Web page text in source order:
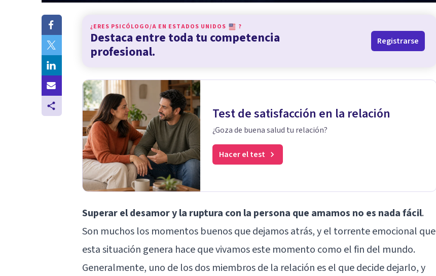
¿ERES PSICÓLOGO/A EN ESTADOS UNIDOS ?
Destaca entre toda tu competencia
profesional.
Registrarse
Test de satisfacción en la relación
¿Goza de buena salud tu relación?
Hacer el test
Superar el desamor y la ruptura con la persona que amamos no es nada fácil.
Son muchos los momentos buenos que dejamos atrás, y el torrente emocional que
esta situación genera hace que vivamos este momento como el fin del mundo.
Generalmente, uno de los dos miembros de la relación es el que decide dejarlo, y